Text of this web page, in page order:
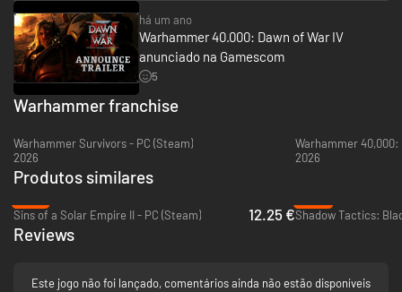
há um ano
Warhammer 40.000: Dawn of War IV
anunciado na Gamescom
5
Warhammer franchise
Warhammer Survivors - PC (Steam)
2026
Warhammer 40,000:
2026
Produtos similares
Sins of a Solar Empire II - PC (Steam)
12.25 €
Reviews
Este jogo não foi lançado, comentários ainda não estão disponíveis